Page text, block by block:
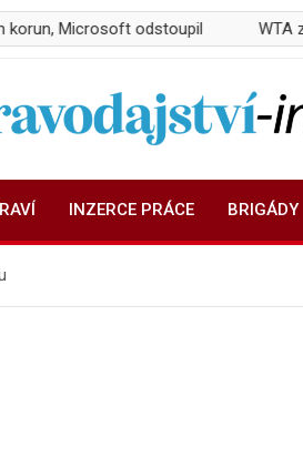
odstoupil WTA zavádí
INZERCE PRÁCE BRIGÁDY